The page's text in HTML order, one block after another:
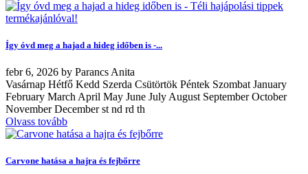
Így óvd meg a hajad a hideg időben is -...
febr6, 2026 by Parancs Anita
Vasárnap Hétfő Kedd Szerda Csütörtök Péntek Szombat January
February March April May June July August September October
November December st nd rd th
Olvass tovább
Carvone hatása a hajra és fejbőrre